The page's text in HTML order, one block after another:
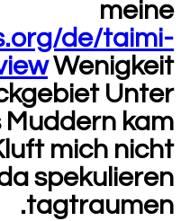
meine
de/taimi-
Wenigkeit
Unter
Muddern kam
mich nicht
spekulieren
tagtraumen.